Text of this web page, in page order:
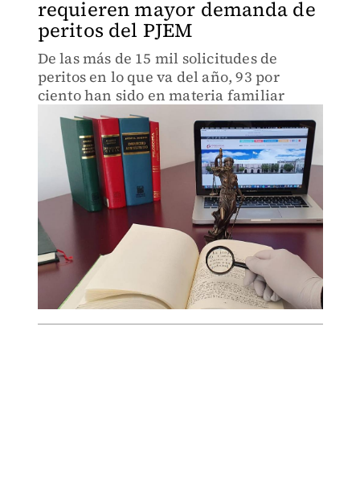
requieren mayor demanda de
peritos del PJEM
De las más de 15 mil solicitudes de
peritos en lo que va del año, 93 por
ciento han sido en materia familiar